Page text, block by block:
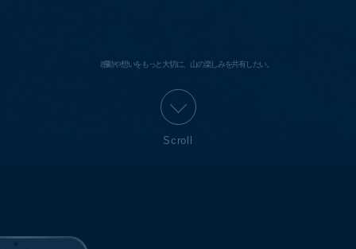
感動や想いをもっと大切に、山の楽しみを共有したい。
Scroll